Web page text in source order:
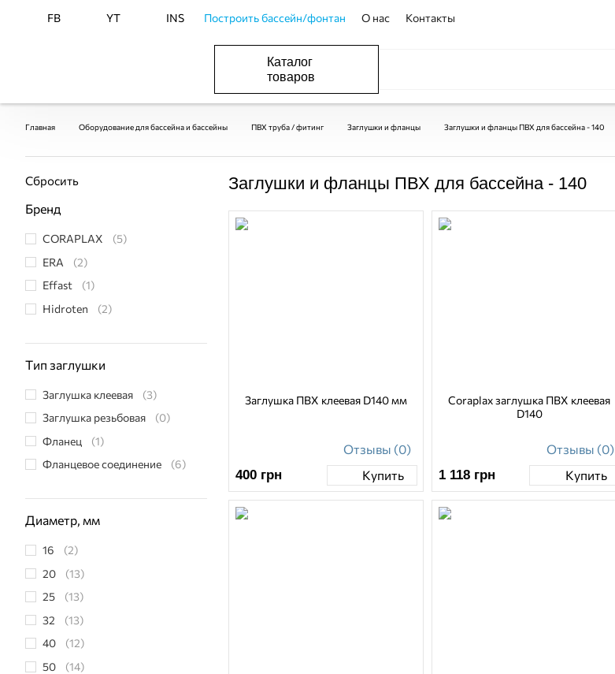
FB YT INS Построить бассейн/фонтан О нас Контакты
Каталог
товаров
Главная Оборудование для бассейна и бассейны ПВХ труба / фитинг Заглушки и фланцы Заглушки и фланцы ПВХ для бассейна - 140
Сбросить
Бренд
CORAPLAX
(5)
ERA
(2)
Effast
(1)
Hidroten
(2)
Тип заглушки
Заглушка клеевая
(3)
Заглушка резьбовая
(0)
Фланец
(1)
Фланцевое соединение
(6)
Диаметр, мм
16
(2)
20
(13)
25
(13)
32
(13)
40
(12)
50
(14)
Заглушки и фланцы ПВХ для бассейна - 140
Заглушка ПВХ клеевая D140 мм
Отзывы (0)
400 грн Купить
Coraplax заглушка ПВХ клеевая
D140
Отзывы (0)
1 118 грн Купить